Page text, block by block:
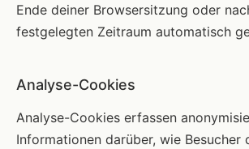
Ende deiner Browsersitzung oder
festgelegten Zeitraum automatisch
Analyse-Cookies
Analyse-Cookies erfassen
Informationen darüber, wie Besucher